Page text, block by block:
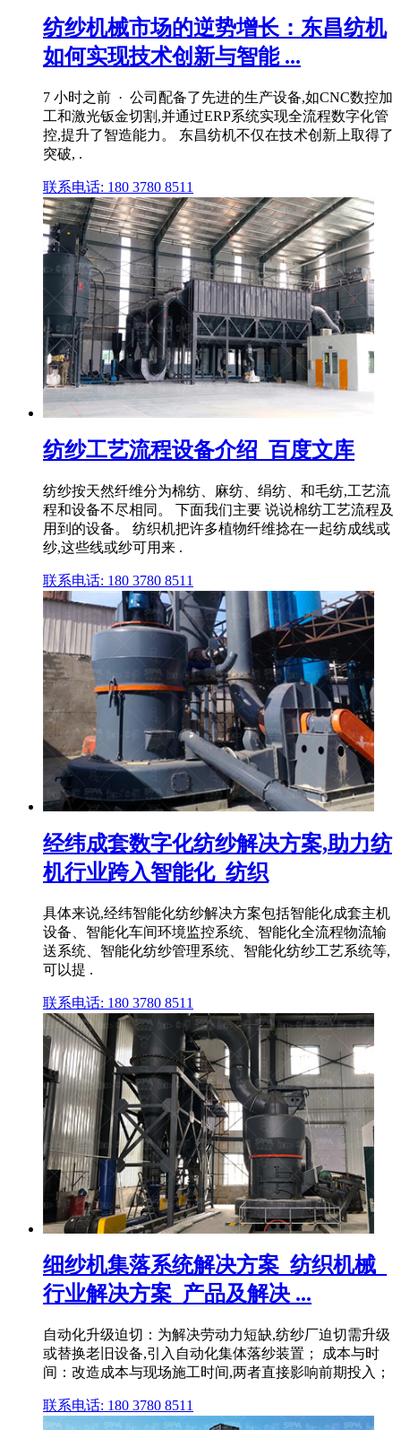
纺纱机械市场的逆势增长：东昌纺机
如何实现技术创新与智能 ...
7 小时之前 · 公司配备了先进的生产设备,如CNC数控加
工和激光钣金切割,并通过ERP系统实现全流程数字化管
控,提升了智造能力。 东昌纺机不仅在技术创新上取得了
突破, .
联系电话: 180 3780 8511
纺纱工艺流程设备介绍_百度文库
纺纱按天然纤维分为棉纺、麻纺、绢纺、和毛纺,工艺流
程和设备不尽相同。 下面我们主要 说说棉纺工艺流程及
用到的设备。 纺织机把许多植物纤维捻在一起纺成线或
纱,这些线或纱可用来 .
联系电话: 180 3780 8511
经纬成套数字化纺纱解决方案,助力纺
机行业跨入智能化_纺织
具体来说,经纬智能化纺纱解决方案包括智能化成套主机
设备、智能化车间环境监控系统、智能化全流程物流输
送系统、智能化纺纱管理系统、智能化纺纱工艺系统等,
可以提 .
联系电话: 180 3780 8511
细纱机集落系统解决方案_纺织机械_
行业解决方案_产品及解决 ...
自动化升级迫切：为解决劳动力短缺,纺纱厂迫切需升级
或替换老旧设备,引入自动化集体落纱装置； 成本与时
间：改造成本与现场施工时间,两者直接影响前期投入；
联系电话: 180 3780 8511